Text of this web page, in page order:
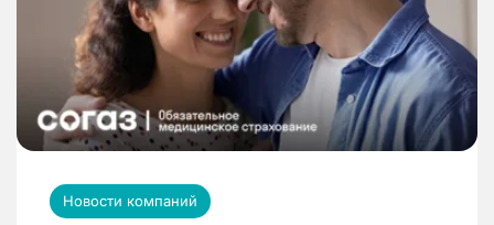
Новости компаний